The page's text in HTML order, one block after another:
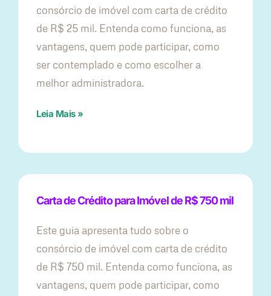
consórcio de imóvel com carta de crédito
de R$ 25 mil. Entenda como funciona, as
vantagens, quem pode participar, como
ser contemplado e como escolher a
melhor administradora.
Leia Mais »
Carta de Crédito para Imóvel de R$ 750 mil
Este guia apresenta tudo sobre o
consórcio de imóvel com carta de crédito
de R$ 750 mil. Entenda como funciona, as
vantagens, quem pode participar, como